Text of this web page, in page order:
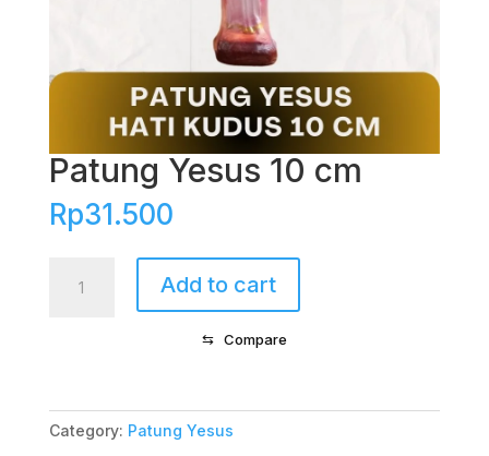
Patung Yesus 10 cm
Rp31.500
Yesus
Add to cart
⇆ Compare
Category: Patung Yesus